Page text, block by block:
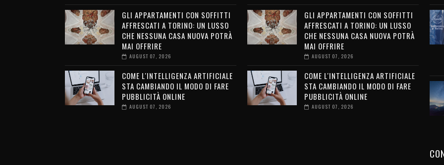
GLI APPARTAMENTI CON SOFFITTI
AFFRESCATI A TORINO: UN LUSSO
CHE NESSUNA CASA NUOVA POTRÀ
MAI OFFRIRE
AUGUST 07, 2026
COME L'INTELLIGENZA ARTIFICIALE
STA CAMBIANDO IL MODO DI FARE
PUBBLICITÀ ONLINE
AUGUST 07, 2026
GLI APPARTAMENTI CON SOFFITTI
AFFRESCATI A TORINO: UN LUSSO
CHE NESSUNA CASA NUOVA POTRÀ
MAI OFFRIRE
AUGUST 07, 2026
COME L'INTELLIGENZA ARTIFICIALE
STA CAMBIANDO IL MODO DI FARE
PUBBLICITÀ ONLINE
AUGUST 07, 2026